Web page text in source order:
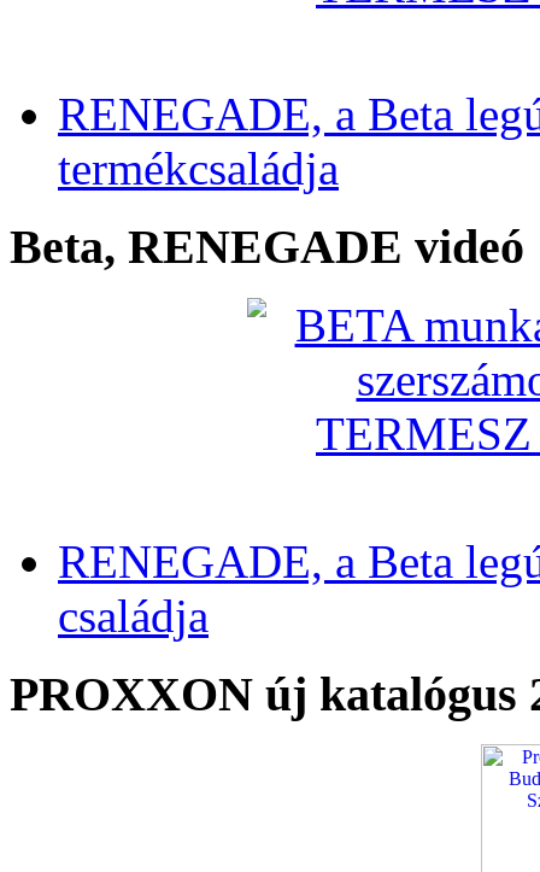
RENEGADE, a Beta
termékcsaládja
Beta, RENEGADE videó
RENEGADE, a Beta
családja
PROXXON új katalógus